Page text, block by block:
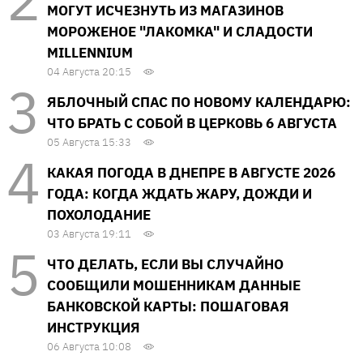
МОГУТ ИСЧЕЗНУТЬ ИЗ МАГАЗИНОВ
МОРОЖЕНОЕ "ЛАКОМКА" И СЛАДОСТИ
MILLENNIUM
04 Августа 20:15
ЯБЛОЧНЫЙ СПАС ПО НОВОМУ КАЛЕНДАРЮ:
ЧТО БРАТЬ С СОБОЙ В ЦЕРКОВЬ 6 АВГУСТА
05 Августа 15:33
КАКАЯ ПОГОДА В ДНЕПРЕ В АВГУСТЕ 2026
ГОДА: КОГДА ЖДАТЬ ЖАРУ, ДОЖДИ И
ПОХОЛОДАНИЕ
03 Августа 19:11
ЧТО ДЕЛАТЬ, ЕСЛИ ВЫ СЛУЧАЙНО
СООБЩИЛИ МОШЕННИКАМ ДАННЫЕ
БАНКОВСКОЙ КАРТЫ: ПОШАГОВАЯ
ИНСТРУКЦИЯ
06 Августа 10:08